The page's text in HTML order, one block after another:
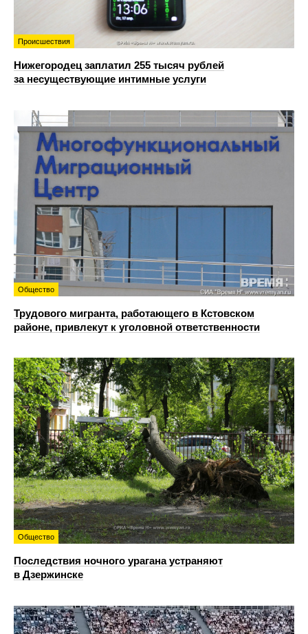
Происшествия
Нижегородец заплатил 255 тысяч рублей
за несуществующие интимные услуги
Общество
Трудового мигранта, работающего в Кстовском
районе, привлекут к уголовной ответственности
Общество
Последствия ночного урагана устраняют
в Дзержинске